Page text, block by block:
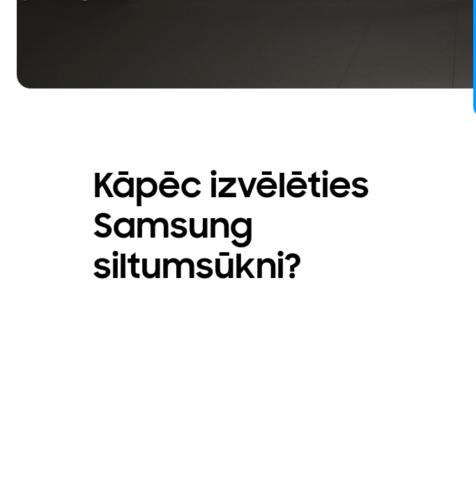
Kāpēc izvēlēties
Samsung
siltumsūkni?